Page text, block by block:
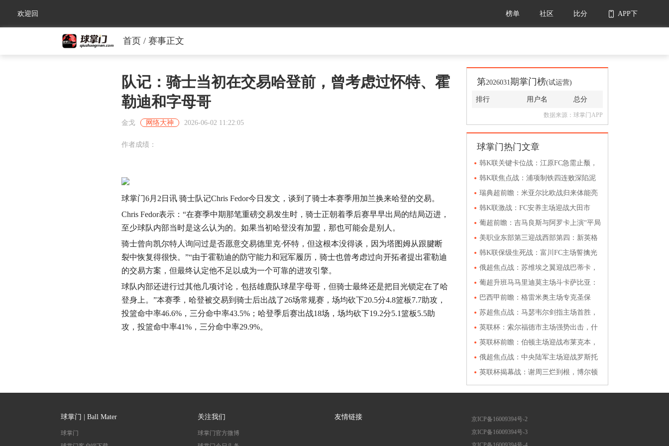
欢迎回 榜单 社区 比分 APP下
首页 / 赛事正文
队记：骑士当初在交易哈登前，曾考虑过怀特、霍
勒迪和字母哥
金戈 网络大神 2026-06-02 11:22:05
作者成绩：
球掌门6月2日讯 骑士队记Chris Fedor今日发文，谈到了骑士本赛季用加兰换来哈登的交易。
Chris Fedor表示：“在赛季中期那笔重磅交易发生时，骑士正朝着季后赛早早出局的结局迈进，
至少球队内部当时是这么认为的。如果当初哈登没有加盟，那也可能会是别人。
骑士曾向凯尔特人询问过是否愿意交易德里克·怀特，但这根本没得谈，因为塔图姆从跟腱断
裂中恢复得很快。”“由于霍勒迪的防守能力和冠军履历，骑士也曾考虑过向开拓者提出霍勒迪
的交易方案，但最终认定他不足以成为一个可靠的进攻引擎。
球队内部还进行过其他几项讨论，包括雄鹿队球星字母哥，但骑士最终还是把目光锁定在了哈
登身上。”本赛季，哈登被交易到骑士后出战了26场常规赛，场均砍下20.5分4.8篮板7.7助攻，
投篮命中率46.6%，三分命中率43.5%；哈登季后赛出战18场，场均砍下19.2分5.1篮板5.5助
攻，投篮命中率41%，三分命中率29.9%。
第2026031期掌门榜(试运营)
排行 用户名 总分
数据来源：球掌门APP
球掌门热门文章
韩K联关键卡位战：江原FC急需止颓，
仁川联队客场抢分有术
韩K联焦点战：浦项制铁四连败深陷泥
潭，蔚山HD做客誓取三分
瑞典超前瞻：米亚尔比欧战归来体能亮
红灯，埃尔夫斯堡客场抢分有机可乘
韩K联激战：FC安养主场迎战大田市
民，难分伯仲，和为贵？
葡超前瞻：吉马良斯与阿罗卡上演“平局
剧本”？盘口暗示主场小胜或平局收场
美职业东部第三迎战西部第四：新英格
兰革命vs休斯敦迪纳摩，矛盾之争谁主
沉浮
韩K联保级生死战：富川FC主场誓擒光
州FC，防守漏勺再遭碾压？
俄超焦点战：苏维埃之翼迎战巴蒂卡，
盘口数据揭示主队不败玄机
葡超升班马马里迪莫主场斗卡萨比亚：
开门红还是闷战平局？
巴西甲前瞻：格雷米奥主场专克圣保
罗，争夺保级关键三分
苏超焦点战：马瑟韦尔剑指主场首胜，
福尔柯克客战恐无力招架？
英联杯：索尔福德市主场强势出击，什
鲁斯伯里状态低迷恐难招架
英联杯前瞻：伯顿主场迎战布莱克本，
低级别球队能否爆冷？
俄超焦点战：中央陆军主场迎战罗斯托
夫，矛盾之争一触即发
英联杯揭幕战：谢周三烂到根，博尔顿
客场让球稳如狗？
球掌门 | Ball Mater
球掌门
关注我们
球掌门官方微博
友情链接
京ICP备16009394号-2
京ICP备16009394号-3